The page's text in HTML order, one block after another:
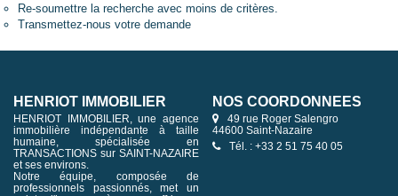
Re-soumettre la recherche avec moins de critères.
Transmettez-nous votre demande
HENRIOT IMMOBILIER
HENRIOT IMMOBILIER, une agence
immobilière indépendante à taille
humaine, spécialisée en
TRANSACTIONS sur SAINT-NAZAIRE
et ses environs.
Notre équipe, composée de
professionnels passionnés, met un
NOS COORDONNÉES
49 rue Roger Salengro
44600 Saint-Nazaire
Tél. : +33 2 51 75 40 05